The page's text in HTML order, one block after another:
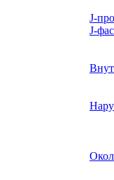
J-
J-